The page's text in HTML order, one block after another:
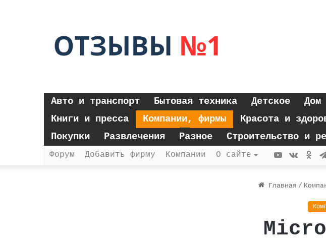
Авто и транспорт Бытовая техника Детское Дом
Книги и пресса
Компании, фирмы Красота и
Покупки
Развлечения Разное Строительство и
Форум Добавить фирму Компании О сайте YouTube
Главная /